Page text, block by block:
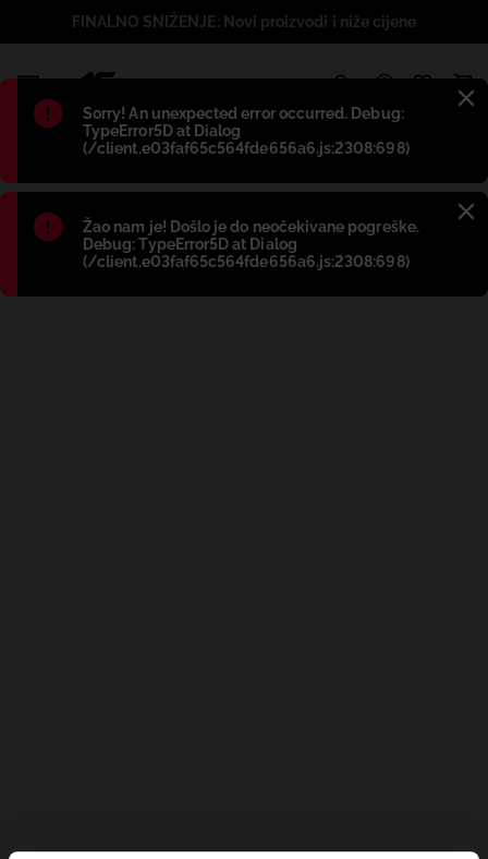
Błąd:
Sorry! An unexpected error occurred. Debug:
TypeError5D at Dialog
(/client.e03faf65c564fde656a6.js:2308:698)
Błąd:
Žao nam je! Došlo je do neočekivane pogreške.
Debug: TypeError5D at Dialog
(/client.e03faf65c564fde656a6.js:2308:698)
FINALNO SNIŽENJE: Novi proizvodi i niže cijene